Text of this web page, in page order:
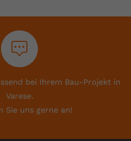
bei Ihrem Bau-Projekt in
Varese.
Sie uns gerne an!